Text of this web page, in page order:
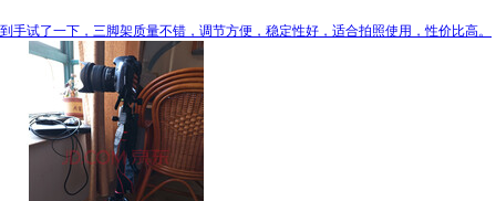
到手试了一下，三脚架质量不错，调节方便，稳定性好，适合拍照使用，性价比高。